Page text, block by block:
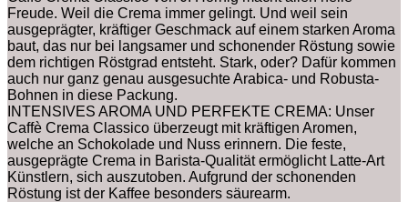
Freude. Weil die Crema immer gelingt. Und weil sein
ausgeprägter, kräftiger Geschmack auf einem starken Aroma
baut, das nur bei langsamer und schonender Röstung sowie
dem richtigen Röstgrad entsteht. Stark, oder? Dafür kommen
auch nur ganz genau ausgesuchte Arabica- und Robusta-
Bohnen in diese Packung.
INTENSIVES AROMA UND PERFEKTE CREMA: Unser
Caffè Crema Classico überzeugt mit kräftigen Aromen,
welche an Schokolade und Nuss erinnern. Die feste,
ausgeprägte Crema in Barista-Qualität ermöglicht Latte-Art
Künstlern, sich auszutoben. Aufgrund der schonenden
Röstung ist der Kaffee besonders säurearm.